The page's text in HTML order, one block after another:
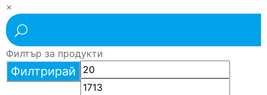
×
Филтър за продукти
Филтрирай